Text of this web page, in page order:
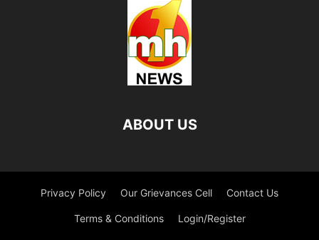
ABOUT US
Privacy Policy Our Grievances Cell Contact Us
Terms & Conditions Login/Register